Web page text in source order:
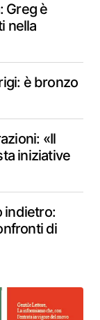
Greg è
nella
è bronzo
«Il
iniziative
indietro:
di